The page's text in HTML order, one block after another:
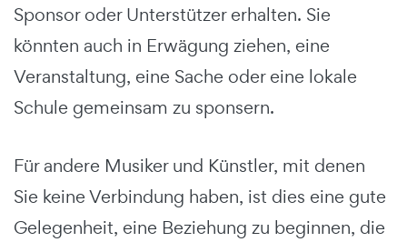
Sponsor oder Unterstützer erhalten. Sie
könnten auch in Erwägung ziehen, eine
Veranstaltung, eine Sache oder eine lokale
Schule gemeinsam zu sponsern.
Für andere Musiker und Künstler, mit denen
Sie keine Verbindung haben, ist dies eine gute
Gelegenheit, eine Beziehung zu beginnen, die